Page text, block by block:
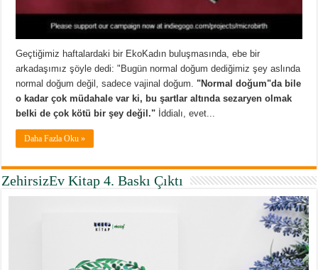
Geçtiğimiz haftalardaki bir EkoKadın buluşmasında, ebe bir
arkadaşımız şöyle dedi: "Bugün normal doğum dediğimiz şey aslında
normal doğum değil, sadece vajinal doğum."Normal doğum"da bile
o kadar çok müdahale var ki, bu şartlar altında sezaryen olmak
belki de çok kötü bir şey değil." İddialı, evet...
Daha Fazla Oku »
ZehirsizEv Kitap 4. Baskı Çıktı